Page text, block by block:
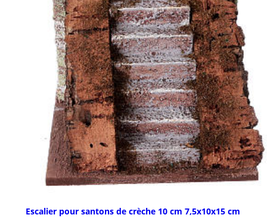
Escalier pour santons de crèche 10 cm 7,5x10x15 cm